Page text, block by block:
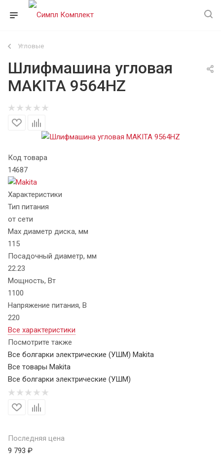
Угловые
Шлифмашина угловая
MAKITA 9564HZ
Код товара
14687
Характеристики
Тип питания
от сети
Max диаметр диска, мм
115
Посадочный диаметр, мм
22.23
Мощность, Вт
1100
Напряжение питания, В
220
Все характеристики
Посмотрите также
Все болгарки электрические (УШМ) Makita
Все товары Makita
Все болгарки электрические (УШМ)
Последняя цена
9 793 ₽